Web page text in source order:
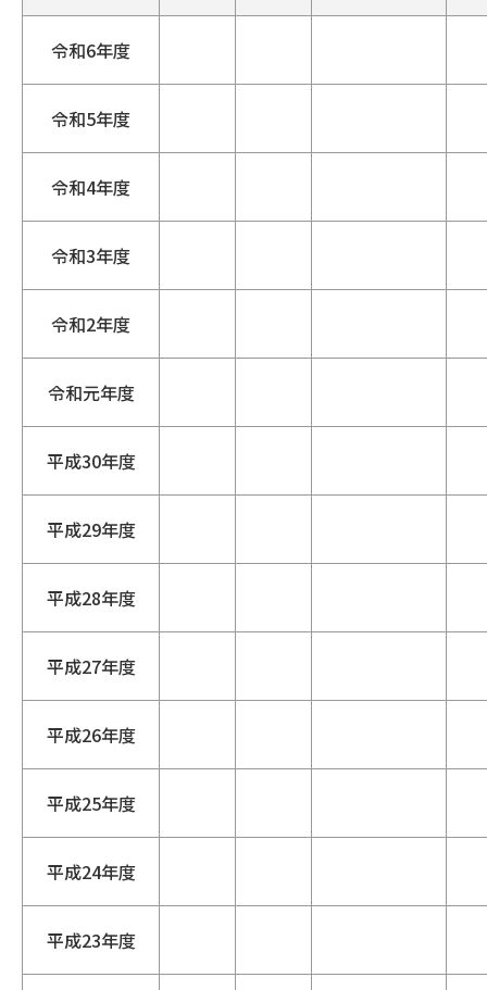
令和6年度
令和5年度
令和4年度
令和3年度
令和2年度
令和元年度
平成30年度
平成29年度
平成28年度
平成27年度
平成26年度
平成25年度
平成24年度
平成23年度